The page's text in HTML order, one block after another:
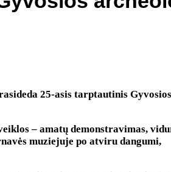
25-asis tarptautinis Gyvosios
– amatų demonstravimas,
muziejuje po atviru dangumi,